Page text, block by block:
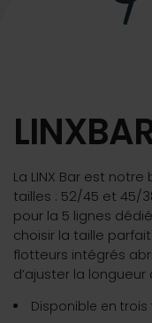
La LINX Bar est
tailles : 52/45 et 45/
pour la 5 lignes
choisir la taille
flotteurs intégrés
d’ajuster la longueur
Disponible en trois